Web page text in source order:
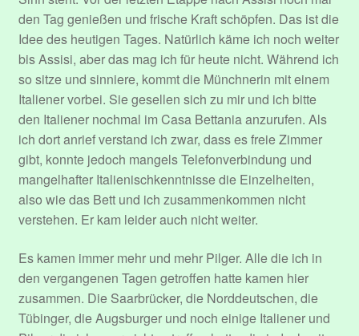
den Tag genießen und frische Kraft schöpfen. Das ist die
Idee des heutigen Tages. Natürlich käme ich noch weiter
bis Assisi, aber das mag ich für heute nicht. Während ich
so sitze und sinniere, kommt die Münchnerin mit einem
Italiener vorbei. Sie gesellen sich zu mir und ich bitte
den Italiener nochmal im Casa Bettania anzurufen. Als
ich dort anrief verstand ich zwar, dass es freie Zimmer
gibt, konnte jedoch mangels Telefonverbindung und
mangelhafter Italienischkenntnisse die Einzelheiten,
also wie das Bett und ich zusammenkommen nicht
verstehen. Er kam leider auch nicht weiter.
Es kamen immer mehr und mehr Pilger. Alle die ich in
den vergangenen Tagen getroffen hatte kamen hier
zusammen. Die Saarbrücker, die Norddeutschen, die
Tübinger, die Augsburger und noch einige Italiener und